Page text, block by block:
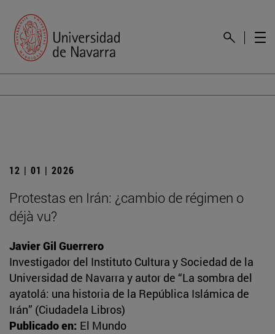
12 | 01 | 2026
Protestas en Irán: ¿cambio de régimen o
déjà vu?
Javier Gil Guerrero
Investigador del Instituto Cultura y Sociedad de la
Universidad de Navarra y autor de “La sombra del
ayatolá: una historia de la República Islámica de
Irán” (Ciudadela Libros)
Publicado en: El Mundo